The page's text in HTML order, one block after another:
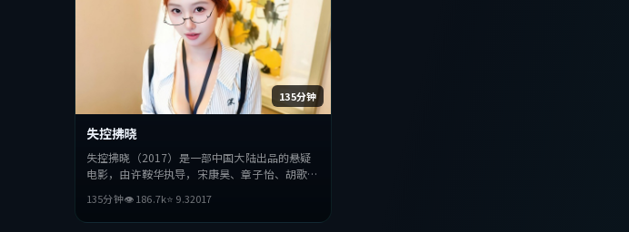
135分钟
失控拂晓
失控拂晓（2017）是一部中国大陆出品的悬疑
电影，由许鞍华执导，宋康昊、章子怡、胡歌等
与抉择，节奏张弛有度，适合喜欢该类型的观众
完整观看。
135分钟👁186.7k⭐ 9.32017